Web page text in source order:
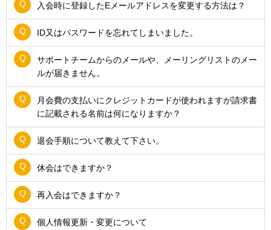
入会時に登録したEメールアドレスを変更する方法は？
ID又はパスワードを忘れてしまいました。
サポートチームからのメールや、メーリングリストのメー
ルが届きません。
月会費の支払いにクレジットカードが使われますが請求書
に記載される名前は何になりますか？
退会手順について教えて下さい。
休会はできますか？
再入会はできますか？
個人情報更新・変更について